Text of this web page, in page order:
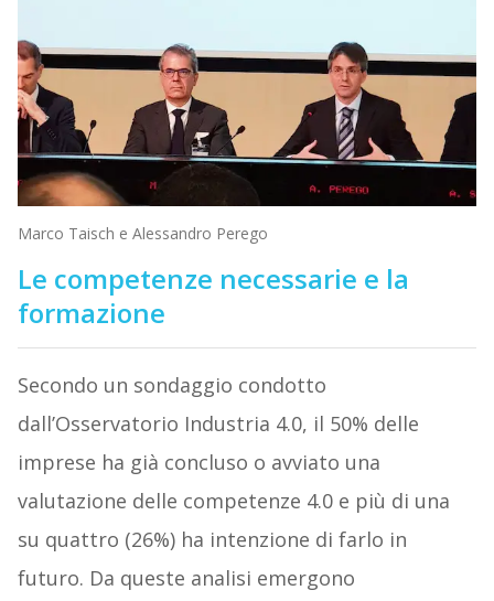
Marco Taisch e Alessandro Perego
Le competenze necessarie e la
formazione
Secondo un sondaggio condotto
dall’Osservatorio Industria 4.0, il 50% delle
imprese ha già concluso o avviato una
valutazione delle competenze 4.0 e più di una
su quattro (26%) ha intenzione di farlo in
futuro. Da queste analisi emergono